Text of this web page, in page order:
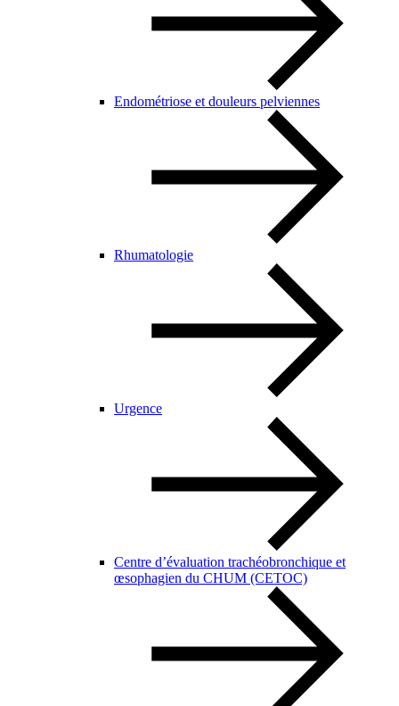
Endométriose et douleurs pelviennes
Rhumatologie
Urgence
Centre d’évaluation trachéobronchique et
œsophagien du CHUM (CETOC)